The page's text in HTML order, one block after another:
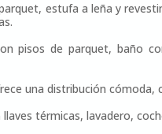
estufa a leña y
pisos de parquet, baño
una distribución
térmicas, lavadero,